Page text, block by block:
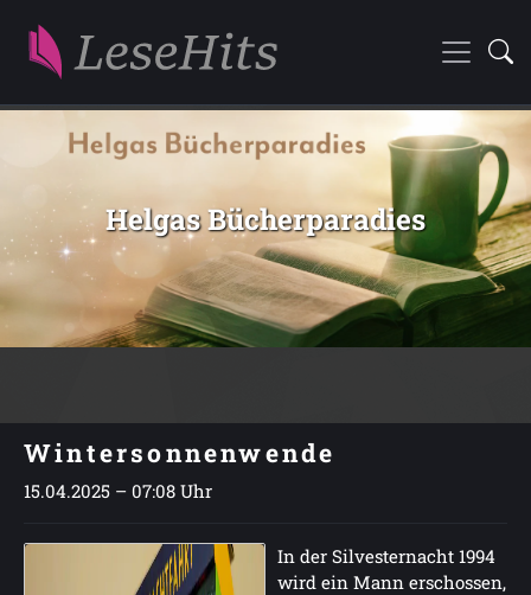
Helgas Bücherparadies
Wintersonnenwende
15.04.2025 – 07:08 Uhr
In der Silvesternacht 1994
wird ein Mann erschossen,